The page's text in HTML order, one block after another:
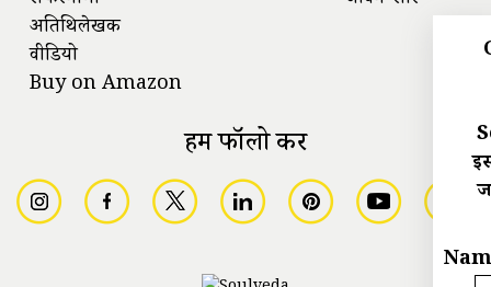
अतिथिलेखक
वीडियो
Buy on Amazon
हमें फॉलो करें